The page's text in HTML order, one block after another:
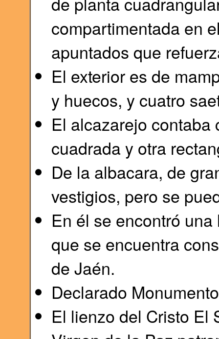
compartimentada en
apuntados que
El exterior es de
y huecos, y cuatro
El alcazarejo contaba
cuadrada y otra
De la albacara, de
vestigios, pero se
En él se encontró
que se encuentra
de Jaén.
Declarado
El lienzo del Cristo El